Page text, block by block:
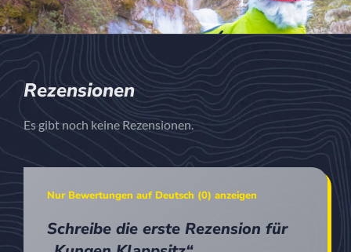
Rezensionen
Es gibt noch keine Rezensionen.
Nur Bewertungen auf Deutsch (0) anzeigen
Schreibe die erste Rezension für